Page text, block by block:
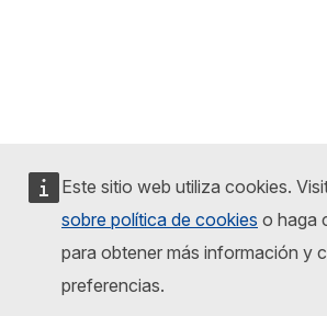
Este sitio web utiliza cookies.
sobre política de cookies o haga
para obtener más información y
preferencias.